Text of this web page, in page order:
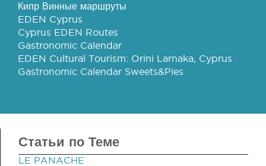
Кипр Винные маршруты
EDEN Cyprus
Cyprus EDEN Routes
Gastronomic Calendar
EDEN Cultural Tourism: Orini Larnaka, Cyprus
Gastronomic Calendar Sweets&Pies
Статьи по Теме
LE PANACHE